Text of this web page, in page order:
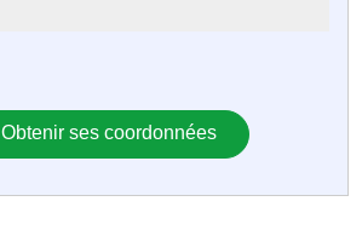
Obtenir ses coordonnées